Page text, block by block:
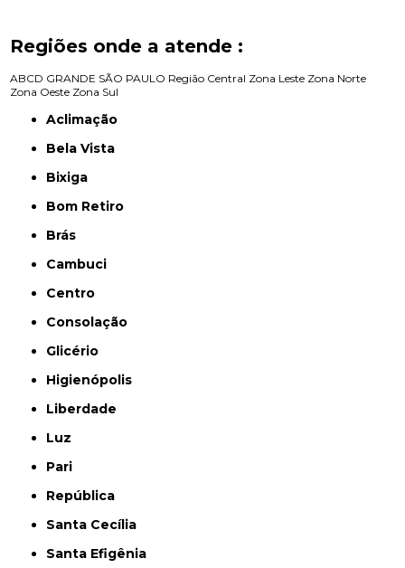
Regiões onde a atende :
ABCD GRANDE SÃO PAULO Região Central Zona Leste Zona Norte
Zona Oeste Zona Sul
Aclimação
Bela Vista
Bixiga
Bom Retiro
Brás
Cambuci
Centro
Consolação
Glicério
Higienópolis
Liberdade
Luz
Pari
República
Santa Cecília
Santa Efigênia